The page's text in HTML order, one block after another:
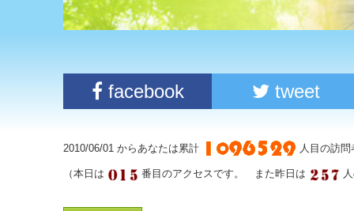
facebook tweet
2010/06/01 からあなたは累計 人目の訪
（本日は 番目のアクセスです。 また昨日は